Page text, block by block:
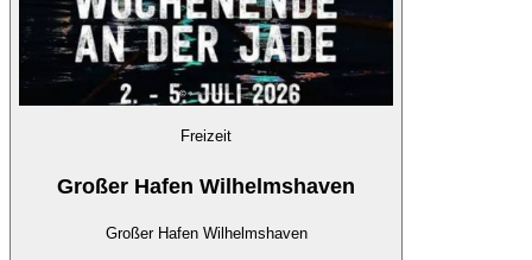
Freizeit
Großer Hafen Wilhelmshaven
Großer Hafen Wilhelmshaven